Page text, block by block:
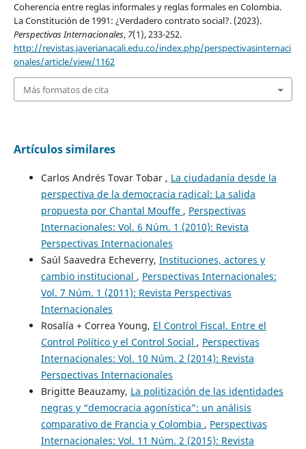
Coherencia entre reglas informales y reglas formales en Colombia.
La Constitución de 1991: ¿Verdadero contrato social?. (2023).
Perspectivas Internacionales, 7(1), 233-252.
http://revistas.javerianacali.edu.co/index.php/perspectivasinternaci
onales/article/view/1162
Más formatos de cita
Artículos similares
Carlos Andrés Tovar Tobar , La ciudadanía desde la
perspectiva de la democracia radical: La salida
propuesta por Chantal Mouffe , Perspectivas
Internacionales: Vol. 6 Núm. 1 (2010): Revista
Perspectivas Internacionales
Saúl Saavedra Echeverry, Instituciones, actores y
cambio institucional , Perspectivas Internacionales:
Vol. 7 Núm. 1 (2011): Revista Perspectivas
Internacionales
Rosalía + Correa Young, El Control Fiscal. Entre el
Control Político y el Control Social , Perspectivas
Internacionales: Vol. 10 Núm. 2 (2014): Revista
Perspectivas Internacionales
Brigitte Beauzamy, La politización de las identidades
negras y “democracia agonística”: un análisis
comparativo de Francia y Colombia , Perspectivas
Internacionales: Vol. 11 Núm. 2 (2015): Revista